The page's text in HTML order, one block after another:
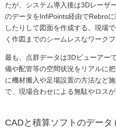
たが、システム導入後は3Dレーザ
のデータをInfiPoints経由でRebro
したりして図面を作成する。現場
く作図までのシームレスなワーク
最も、点群データは3Dビューアー
備や配管等の空間状況をリアルに
に機材搬入や足場設置の方法など
で、現場合わせによる無駄やロスが
CADと積算ソフトのデータ